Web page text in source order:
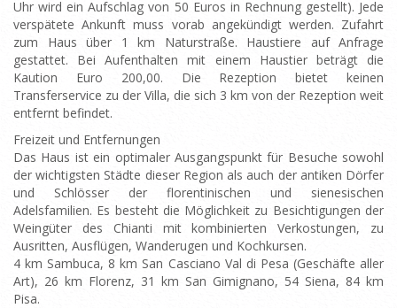
Uhr wird ein Aufschlag von 50 Euros in Rechnung gestellt). Jede
verspätete Ankunft muss vorab angekündigt werden. Zufahrt
zum Haus über 1 km Naturstraße. Haustiere auf Anfrage
gestattet. Bei Aufenthalten mit einem Haustier beträgt die
Kaution Euro 200,00. Die Rezeption bietet keinen
Transferservice zu der Villa, die sich 3 km von der Rezeption weit
entfernt befindet.
Freizeit und Entfernungen
Das Haus ist ein optimaler Ausgangspunkt für Besuche sowohl
der wichtigsten Städte dieser Region als auch der antiken Dörfer
und Schlösser der florentinischen und sienesischen
Adelsfamilien. Es besteht die Möglichkeit zu Besichtigungen der
Weingüter des Chianti mit kombinierten Verkostungen, zu
Ausritten, Ausflügen, Wanderugen und Kochkursen.
4 km Sambuca, 8 km San Casciano Val di Pesa (Geschäfte aller
Art), 26 km Florenz, 31 km San Gimignano, 54 Siena, 84 km
Pisa.